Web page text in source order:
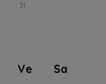
31
Ve Sa